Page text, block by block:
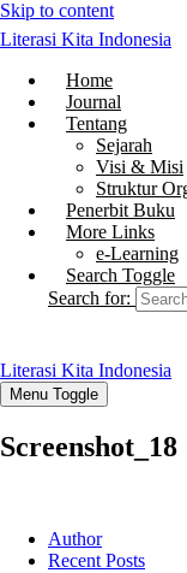
Skip to content
Literasi Kita Indonesia
Home
Journal
Tentang
Sejarah
Visi & Misi
Struktur
Penerbit Buku
More Links
e-Learning
Search Toggle
Search for:
Literasi Kita Indonesia
Menu Toggle
Screenshot_18
Author
Recent Posts